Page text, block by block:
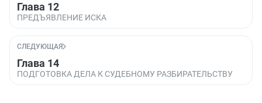
Глава 12
ПРЕДЪЯВЛЕНИЕ ИСКА
СЛЕДУЮЩАЯ
Глава 14
ПОДГОТОВКА ДЕЛА К СУДЕБНОМУ РАЗБИРАТЕЛЬСТВУ